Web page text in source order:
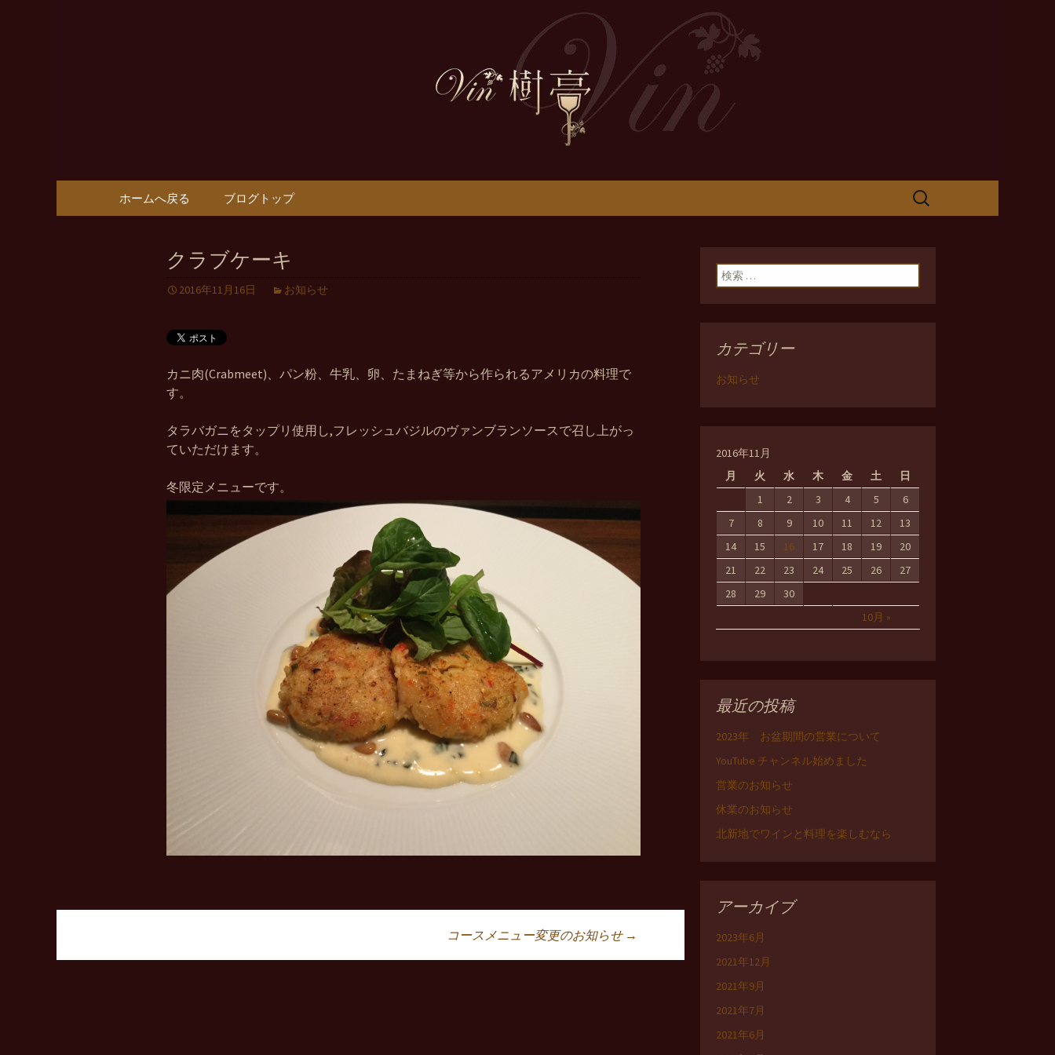
Vin樹亭ニュース
コンテンツへ移動
ホームへ戻る ブログトップ
検
クラブケーキ
2016年11月16日 お知らせ
カニ肉(Crabmeet)、パン粉、牛乳、卵、たまねぎ等から作られるアメリカの料理で
す。
タラバガニをタップリ使用し,フレッシュバジルのヴァンブランソースで召し上がっ
ていただけます。
冬限定メニューです。
投稿ナビゲーション
コースメニュー変更のお知らせ →
検索:
カテゴリー
お知らせ
2016年11月
月
火 水 木 金 土 日
10月 »
1 2 3 4 5
6
7
8 9 10 11 12
13
14
15 16 17 18 19
20
21
22 23 24 25 26
27
28
29 30
最近の投稿
2023年 お盆期間の営業について
YouTube チャンネル始めました
営業のお知らせ
休業のお知らせ
北新地でワインと料理を楽しむなら
アーカイブ
2023年6月
2021年12月
2021年9月
2021年7月
2021年6月